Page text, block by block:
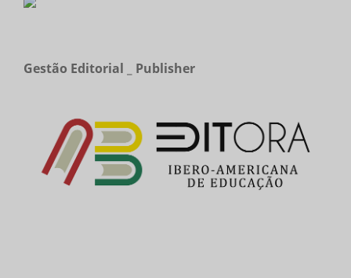
Gestão Editorial _ Publisher